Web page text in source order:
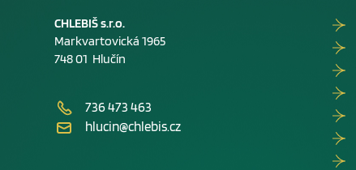
CHLEBIŠ s.r.o.
Markvartovická 1965
748 01 Hlučín
736 473 463
hlucin@chlebis.cz